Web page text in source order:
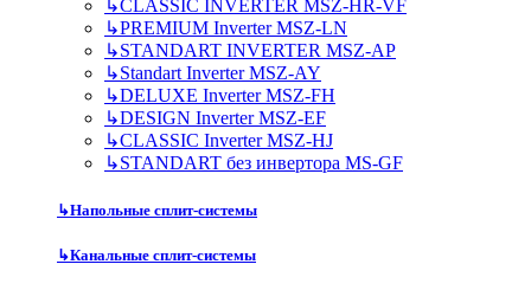
↳CLASSIC INVERTER MSZ-HR-VF
↳PREMIUM Inverter MSZ-LN
↳STANDART INVERTER MSZ-AP
↳Standart Inverter MSZ-AY
↳DELUXE Inverter MSZ-FH
↳DESIGN Inverter MSZ-EF
↳CLASSIC Inverter MSZ-HJ
↳STANDART без инвертора MS-GF
↳Напольные сплит-системы
↳Канальные сплит-системы